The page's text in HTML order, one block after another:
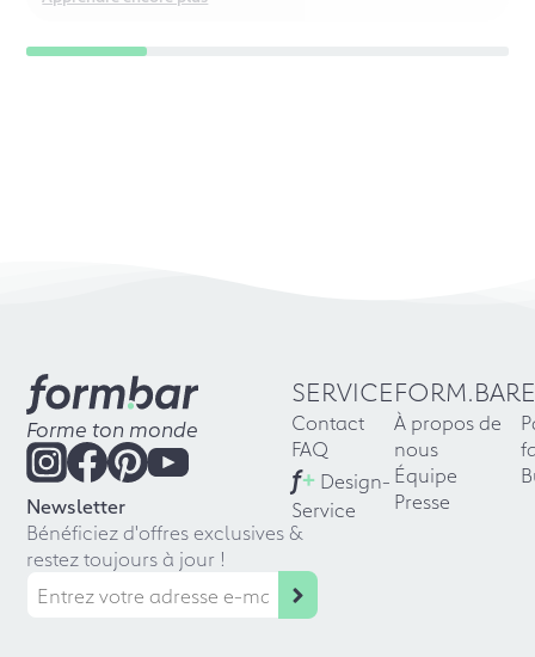
Forme ton monde
Newsletter
Bénéficiez d'offres exclusives &
restez toujours à jour !
SERVICE
Contact
FAQ
f+ Design-
Service
FORM.BAR
À propos de
nous
Équipe
Presse